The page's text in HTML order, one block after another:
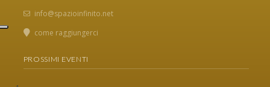
info@spazioinfinito.net
come raggiungerci
PROSSIMI EVENTI